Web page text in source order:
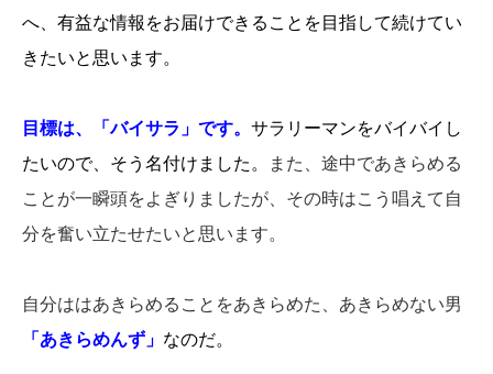
へ、有益な情報 をお届けできることを目指して続けてい
きたいと思います。
目標は、「バイサラ」です。 サラリーマンをバイバイし
たいので、そう名付けました。
また、途中であきらめる
ことが一瞬頭をよぎりましたが、その時はこう唱えて自
分を奮い立たせたいと思います。
自分ははあきらめることをあきらめた、あきらめない男
「あきらめんず」 なのだ。